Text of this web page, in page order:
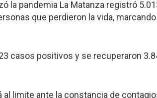
la pandemia La Matanza registró
que perdieron la vida,
casos positivos y se recuperaron
limite ante la constancia de